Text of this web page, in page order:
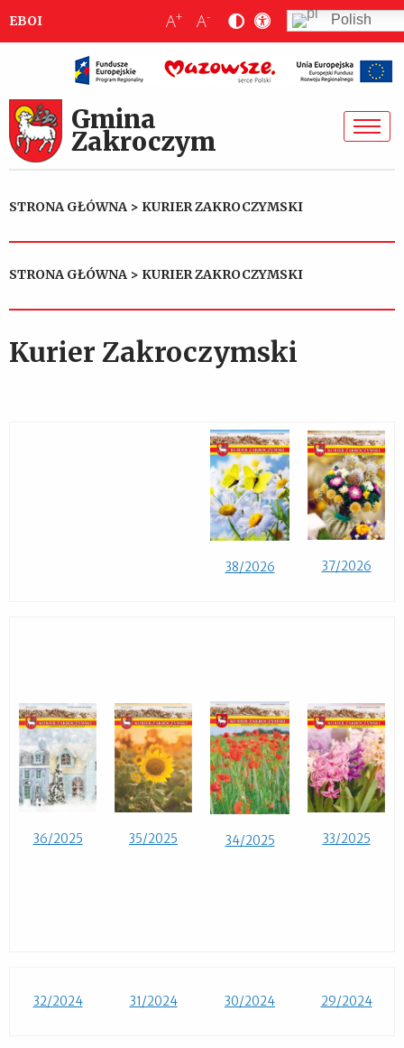
EBOI A+ A- Polish
Gmina
Zakroczym
STRONA GŁÓWNA > KURIER ZAKROCZYMSKI
STRONA GŁÓWNA > KURIER ZAKROCZYMSKI
Kurier Zakroczymski
38/2026 37/2026
36/2025 35/2025 34/2025 33/2025
32/2024 31/2024 30/2024 29/2024